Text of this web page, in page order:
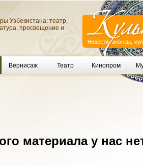
Узбекистана: театр,
просвещение и
Вернисаж Театр Кинопром
материала у нас